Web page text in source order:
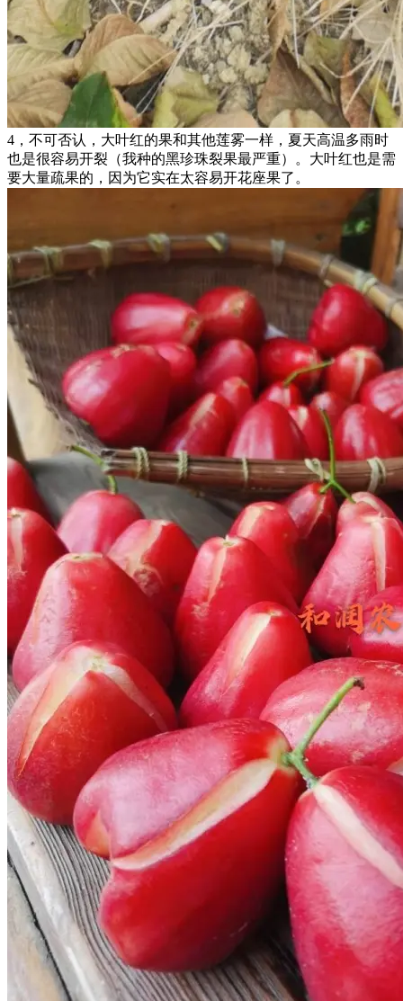
4，不可否认，大叶红的果和其他莲雾一样，夏天高温多雨时
也是很容易开裂（我种的黑珍珠裂果最严重）。大叶红也是需
要大量疏果的，因为它实在太容易开花座果了。